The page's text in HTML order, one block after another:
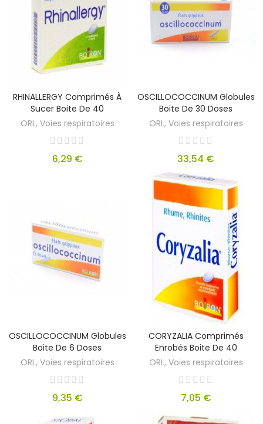
RHINALLERGY Comprimés À
Sucer Boite De 40
ORL, Voies respiratoires
6,29 €
OSCILLOCOCCINUM Globules
Boite De 30 Doses
ORL, Voies respiratoires
33,54 €
OSCILLOCOCCINUM Globules
Boite De 6 Doses
ORL, Voies respiratoires
9,35 €
CORYZALIA Comprimés
Enrobés Boite De 40
ORL, Voies respiratoires
7,05 €